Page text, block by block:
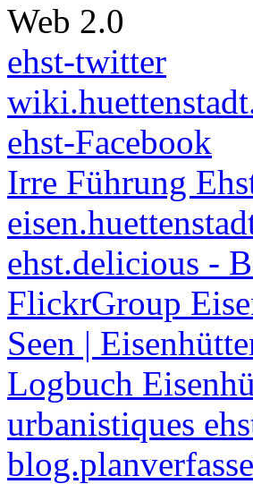
Web 2.0
ehst-twitter
ehst-Facebook
Irre Führung
ehst.delicious -
FlickrGroup
Seen |
Logbuch
urbanistiques